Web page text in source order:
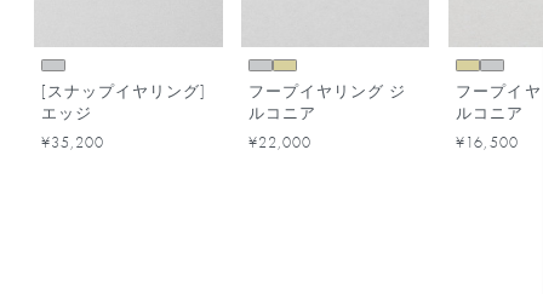
[スナップイヤリング]
エッジ
¥35,200
フープイヤリング ジ
ルコニア
¥22,000
フープイ
ルコニア
¥16,500